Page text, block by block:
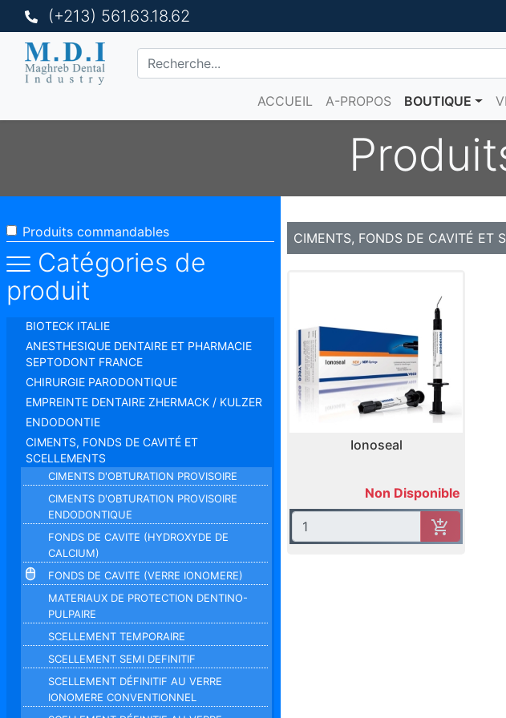
(+213) 561.63.18.62
ACCUEIL A-PROPOS BOUTIQUE
Produits commandables
Catégories de
produit
BIOTECK ITALIE
ANESTHESIQUE DENTAIRE ET PHARMACIE
SEPTODONT FRANCE
CHIRURGIE PARODONTIQUE
EMPREINTE DENTAIRE ZHERMACK / KULZER
ENDODONTIE
CIMENTS, FONDS DE CAVITÉ ET
SCELLEMENTS
CIMENTS D'OBTURATION PROVISOIRE
CIMENTS D'OBTURATION PROVISOIRE
ENDODONTIQUE
FONDS DE CAVITE (HYDROXYDE DE
CALCIUM)
FONDS DE CAVITE (VERRE IONOMERE)
MATERIAUX DE PROTECTION DENTINO-
PULPAIRE
SCELLEMENT TEMPORAIRE
SCELLEMENT SEMI DEFINITIF
SCELLEMENT DÉFINITIF AU VERRE
IONOMERE CONVENTIONNEL
CIMENTS, FONDS DE CAVITÉ ET
Ionoseal
Non Disponible